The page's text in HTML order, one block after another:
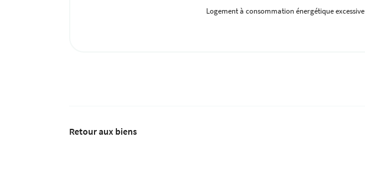
Logement à consommation énergétique excessive
Retour aux biens